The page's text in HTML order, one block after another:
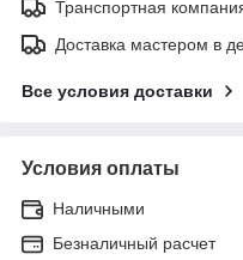
Транспортная
Доставка мастером в
Все условия доставки
Условия оплаты
Наличными
Безналичный расчет